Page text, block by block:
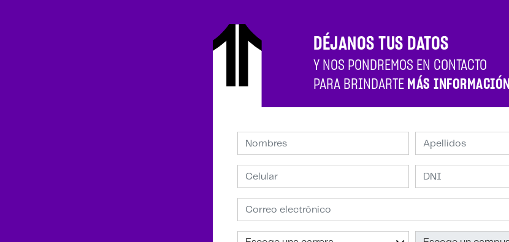
DÉJANOS TUS DATOS
Y NOS PONDREMOS EN CONTACTO
PARA BRINDARTE MÁS INFORMACIÓN